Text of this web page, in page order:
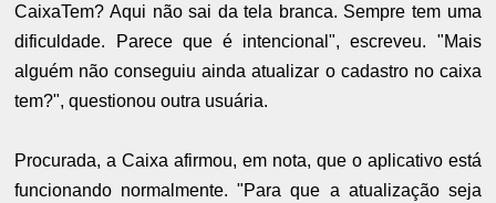
CaixaTem? Aqui não sai da tela branca. Sempre tem uma
dificuldade. Parece que é intencional", escreveu. "Mais
alguém não conseguiu ainda atualizar o cadastro no caixa
tem?", questionou outra usuária.
Procurada, a Caixa afirmou, em nota, que o aplicativo está
funcionando normalmente. "Para que a atualização seja